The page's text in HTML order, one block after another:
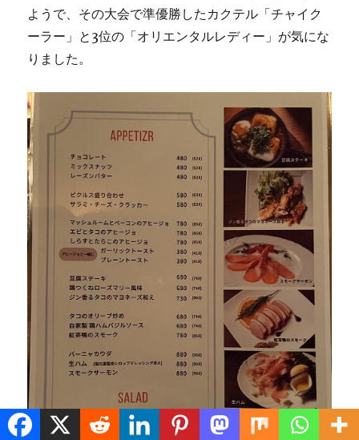
ようで、その大会で準優勝したカクテル「チャイク
ーラー」と3位の「オリエンタルレディー」が気にな
りました。